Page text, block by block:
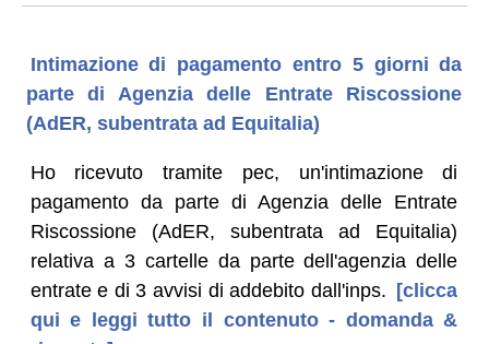
Intimazione di pagamento entro 5 giorni da
parte di Agenzia delle Entrate Riscossione
(AdER, subentrata ad Equitalia)
Ho ricevuto tramite pec, un'intimazione di
pagamento da parte di Agenzia delle Entrate
Riscossione (AdER, subentrata ad Equitalia)
relativa a 3 cartelle da parte dell'agenzia delle
entrate e di 3 avvisi di addebito dall'inps. [clicca
qui e leggi tutto il contenuto - domanda &